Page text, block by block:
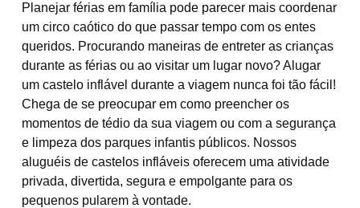
Planejar férias em família pode parecer mais coordenar
um circo caótico do que passar tempo com os entes
queridos. Procurando maneiras de entreter as crianças
durante as férias ou ao visitar um lugar novo? Alugar
um castelo inflável durante a viagem nunca foi tão fácil!
Chega de se preocupar em como preencher os
momentos de tédio da sua viagem ou com a segurança
e limpeza dos parques infantis públicos. Nossos
aluguéis de castelos infláveis oferecem uma atividade
privada, divertida, segura e empolgante para os
pequenos pularem à vontade.